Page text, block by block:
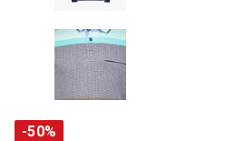
-50%